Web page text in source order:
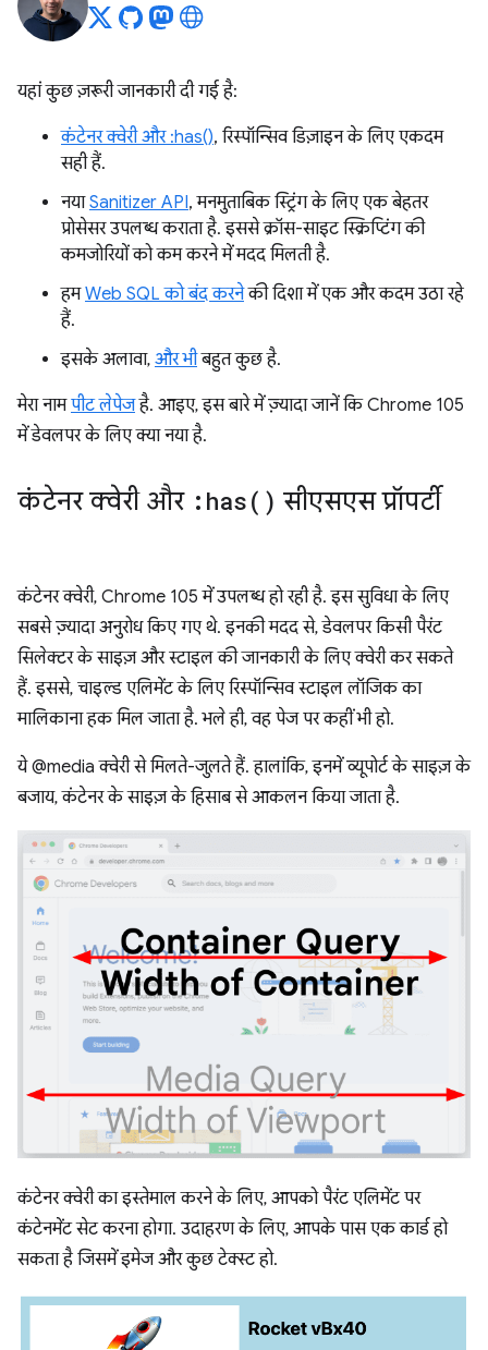
यहां कुछ ज़रूरी जानकारी दी गई है:
कंटेनर क्वेरी और :has(), रिस्पॉन्सिव डिज़ाइन के लिए एकदम
सही हैं.
नयाSanitizer API, मनमुताबिक स्ट्रिंग के लिए एक बेहतर
प्रोसेसर उपलब्ध कराता है. इससे क्रॉस-साइट स्क्रिप्टिंग की
कमजोरियों को कम करने में मदद मिलती है.
हमWeb SQL को बंद करनेकी दिशा में एक और कदम उठा रहे
हैं.
इसके अलावा, और भीबहुत कुछ है.
मेरा नामपीट लेपेजहै. आइए, इस बारे में ज़्यादा जानें कि Chrome 105
में डेवलपर के लिए क्या नया है.
कंटेनर क्वेरी और : has( ) सीएसएस प्रॉपर्टी
कंटेनर क्वेरी, Chrome 105 में उपलब्ध हो रही है. इस सुविधा के लिए
सबसे ज़्यादा अनुरोध किए गए थे. इनकी मदद से, डेवलपर किसी पैरंट
सिलेक्टर के साइज़ और स्टाइल की जानकारी के लिए क्वेरी कर सकते
हैं. इससे, चाइल्ड एलिमेंट के लिए रिस्पॉन्सिव स्टाइल लॉजिक का
मालिकाना हक मिल जाता है. भले ही, वह पेज पर कहीं भी हो.
ये @media क्वेरी से मिलते-जुलते हैं. हालांकि, इनमें व्यूपोर्ट के साइज़ के
बजाय, कंटेनर के साइज़ के हिसाब से आकलन किया जाता है.
कंटेनर क्वेरी का इस्तेमाल करने के लिए, आपको पैरंट एलिमेंट पर
कंटेनमेंट सेट करना होगा. उदाहरण के लिए, आपके पास एक कार्ड हो
सकता है जिसमें इमेज और कुछ टेक्स्ट हो.